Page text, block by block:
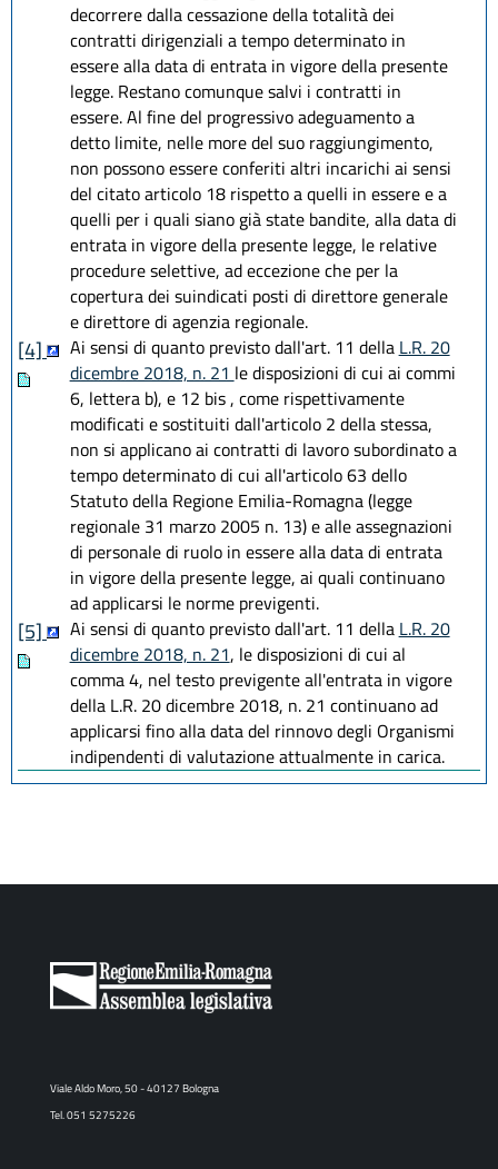
decorrere dalla cessazione della totalità dei
contratti dirigenziali a tempo determinato in
essere alla data di entrata in vigore della presente
legge. Restano comunque salvi i contratti in
essere. Al fine del progressivo adeguamento a
detto limite, nelle more del suo raggiungimento,
non possono essere conferiti altri incarichi ai sensi
del citato articolo 18 rispetto a quelli in essere e a
quelli per i quali siano già state bandite, alla data di
entrata in vigore della presente legge, le relative
procedure selettive, ad eccezione che per la
copertura dei suindicati posti di direttore generale
e direttore di agenzia regionale.
[4] Ai sensi di quanto previsto dall'art. 11 della L.R. 20
dicembre 2018, n. 21 le disposizioni di cui ai commi
6, lettera b), e 12 bis , come rispettivamente
modificati e sostituiti dall'articolo 2 della stessa,
non si applicano ai contratti di lavoro subordinato a
tempo determinato di cui all'articolo 63 dello
Statuto della Regione Emilia-Romagna (legge
regionale 31 marzo 2005 n. 13) e alle assegnazioni
di personale di ruolo in essere alla data di entrata
in vigore della presente legge, ai quali continuano
ad applicarsi le norme previgenti.
[5] Ai sensi di quanto previsto dall'art. 11 della L.R. 20
dicembre 2018, n. 21, le disposizioni di cui al
comma 4, nel testo previgente all'entrata in vigore
della L.R. 20 dicembre 2018, n. 21 continuano ad
applicarsi fino alla data del rinnovo degli Organismi
indipendenti di valutazione attualmente in carica.
Viale Aldo Moro, 50 - 40127 Bologna
Tel. 051 5275226